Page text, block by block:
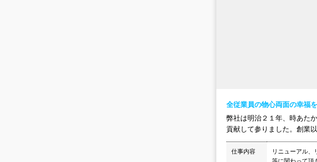
全従業員の物心両面の幸福
弊社は明治２１年、時あた
貢献して参りました。創業
仕事内容
リニューアル、